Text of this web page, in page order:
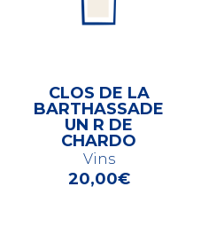
CLOS DE LA
BARTHASSADE
UN R DE
CHARDO
Vins
20,00€